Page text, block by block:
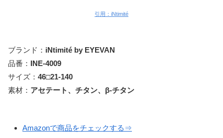
引用：iNtimité
ブランド： iNtimité by EYEVAN
品番： INE-4009
サイズ： 46□21-140
素材： アセテート、チタン、β-チタン
Amazonで商品をチェックする⇒